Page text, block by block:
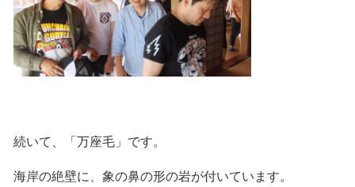
続いて、「万座毛」です。
海岸の絶壁に、象の鼻の形の岩が付いています。